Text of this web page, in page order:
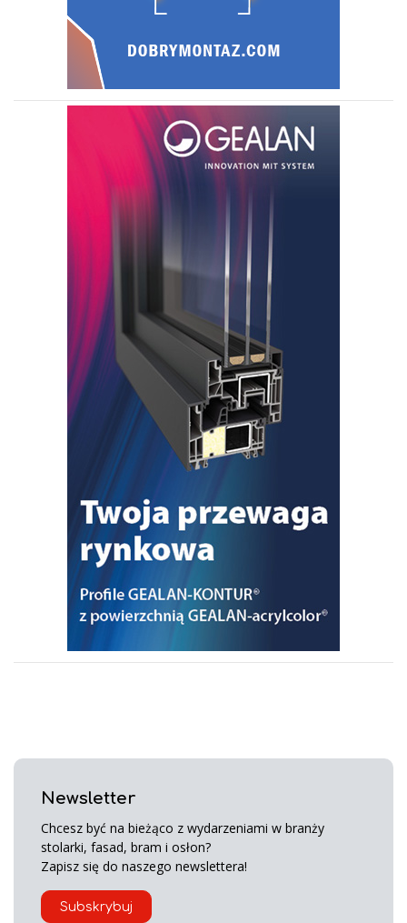
Newsletter
Chcesz być na bieżąco z wydarzeniami w branży
stolarki, fasad, bram i osłon?
Zapisz się do naszego newslettera!
Subskrybuj